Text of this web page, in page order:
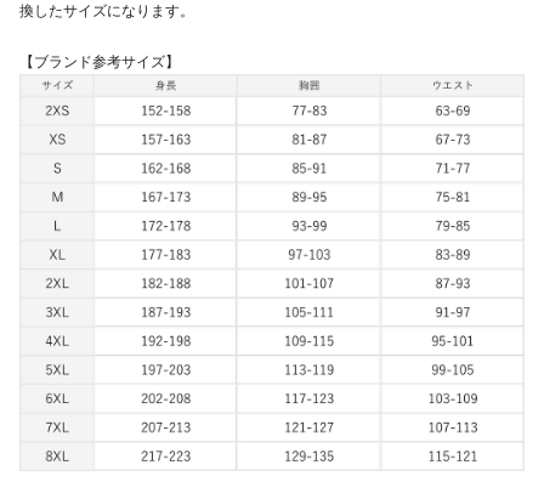
換したサイズになります。
【ブランド参考サイズ】